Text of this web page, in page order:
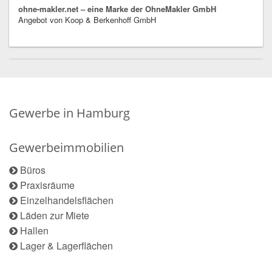
ohne-makler.net – eine Marke der OhneMakler GmbH
Angebot von Koop & Berkenhoff GmbH
Gewerbe in Hamburg
Gewerbeimmobilien
Büros
Praxisräume
Einzelhandelsflächen
Läden zur Miete
Hallen
Lager & Lagerflächen